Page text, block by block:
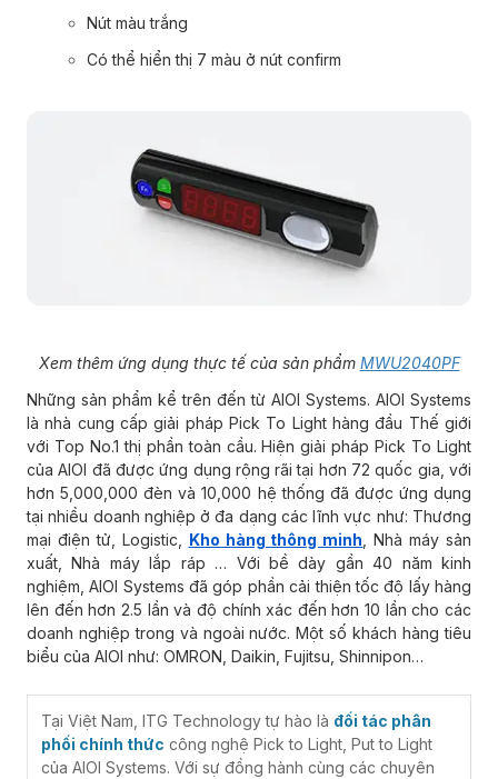
Nút màu trắng
Có thể hiển thị 7 màu ở nút confirm
Xem thêm ứng dụng thực tế của sản phẩm MWU2040PF
Những sản phẩm kể trên đến từ AIOI Systems. AIOI Systems
là nhà cung cấp giải pháp Pick To Light hàng đầu Thế giới
với Top No.1 thị phần toàn cầu. Hiện giải pháp Pick To Light
của AIOI đã được ứng dụng rộng rãi tại hơn 72 quốc gia, với
hơn 5,000,000 đèn và 10,000 hệ thống đã được ứng dụng
tại nhiều doanh nghiệp ở đa dạng các lĩnh vực như: Thương
mại điện tử, Logistic, Kho hàng thông minh , Nhà máy sản
xuất, Nhà máy lắp ráp … Với bề dày gần 40 năm kinh
nghiệm, AIOI Systems đã góp phần cải thiện tốc độ lấy hàng
lên đến hơn 2.5 lần và độ chính xác đến hơn 10 lần cho các
doanh nghiệp trong và ngoài nước. Một số khách hàng tiêu
biểu của AIOI như: OMRON, Daikin, Fujitsu, Shinnipon…
Tại Việt Nam, ITG Technology tự hào là đối tác phân
phối chính thức công nghệ Pick to Light, Put to Light
của AIOI Systems. Với sự đồng hành cùng các chuyên